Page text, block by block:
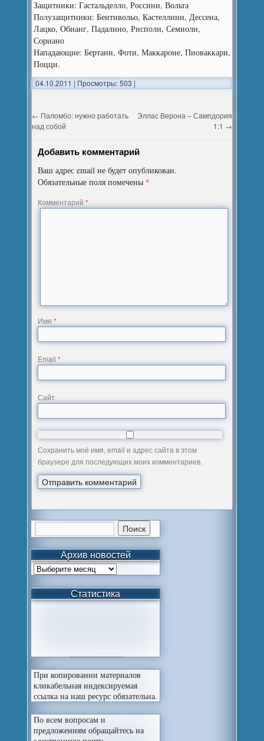
Защитники: Гастальделло, Россини, Вольта
Полузащитники: Бентивольо, Кастеллини, Дессена,
Лацко, Oбианг, Падалино, Рисполи, Семиоли,
Сориано
Нападающие: Бертани, Фоти, Маккароне, Пиоваккари,
Поцци.
04.10.2011 | Просмотры: 503 |
← Паломбо: нужно работать
над собой
Эллас Верона – Сампдория
1:1 →
Добавить комментарий
Ваш адрес email не будет опубликован.
Обязательные поля помечены *
Комментарий*
Имя*
Email*
Сайт
Сохранить моё имя, email и адрес сайта в этом
браузере для последующих моих комментариев.
Архив новостей
Статистика
При копировании материалов
кликабельная индексируемая
ссылка на наш ресурс обязательна.
По всем вопросам и
предложениям обращайтесь на